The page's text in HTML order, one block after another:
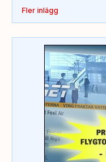
Fler inlägg